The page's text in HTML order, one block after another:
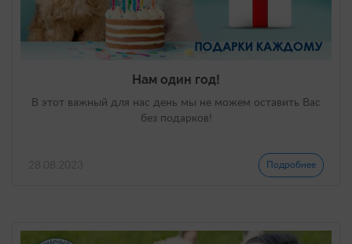
Нам один год!
В этот важный для нас день мы не можем оставить Вас
без подарков!
Подробнее